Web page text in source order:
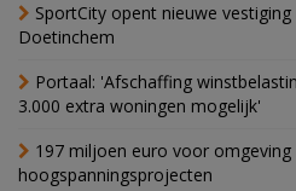
SportCity opent nieuwe vestiging
Doetinchem
Portaal: 'Afschaffing
3.000 extra woningen mogelijk'
197 miljoen euro voor omgeving
hoogspanningsprojecten